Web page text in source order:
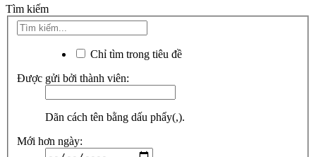
Tìm kiếm
Chỉ tìm trong tiêu đề
Được gửi bởi thành viên:
Dãn cách tên bằng dấu phẩy(,).
Mới hơn ngày: